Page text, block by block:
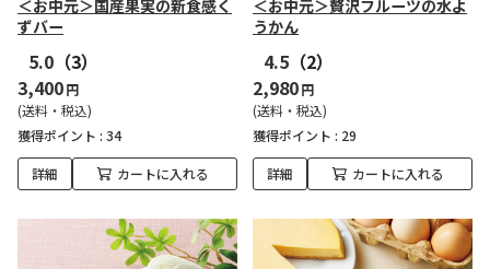
＜お中元＞国産果実の新食感く
ずバー
5.0 （3）
3,400円
(送料・税込)
獲得ポイント : 34
詳細 カートに入れる
＜お中元＞贅沢フルーツの水よ
うかん
4.5 （2）
2,980円
(送料・税込)
獲得ポイント : 29
詳細 カートに入れる